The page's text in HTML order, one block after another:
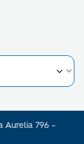
Aurelia 796 –